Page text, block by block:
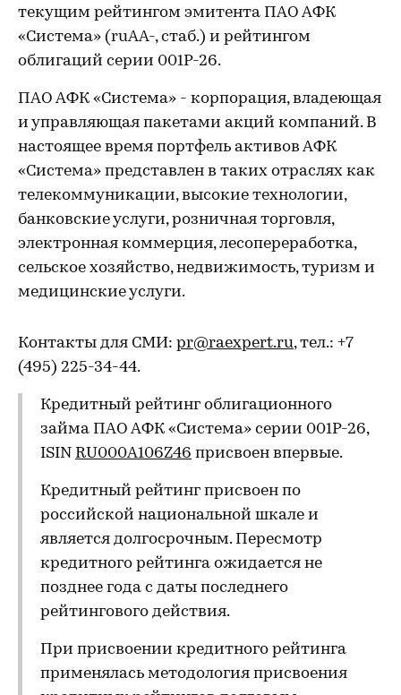
текущим рейтингом эмитента ПАО АФК
«Система» (ruAA-, стаб.) и рейтингом
облигаций серии 001Р-26.
ПАО АФК «Система» - корпорация, владеющая
и управляющая пакетами акций компаний. В
настоящее время портфель активов АФК
«Система» представлен в таких отраслях как
телекоммуникации, высокие технологии,
банковские услуги, розничная торговля,
электронная коммерция, лесопереработка,
сельское хозяйство, недвижимость, туризм и
медицинские услуги.
Контакты для СМИ: pr@raexpert.ru, тел.: +7
(495) 225-34-44.
Кредитный рейтинг облигационного
займа ПАО АФК «Система» серии 001P-26,
ISIN RU000A106Z46 присвоен впервые.
Кредитный рейтинг присвоен по
российской национальной шкале и
является долгосрочным. Пересмотр
кредитного рейтинга ожидается не
позднее года с даты последнего
рейтингового действия.
При присвоении кредитного рейтинга
применялась методология присвоения